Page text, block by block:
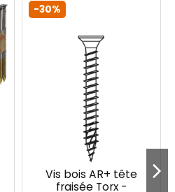
-30%
Vis bois AR+ tête
fraisée Torx -